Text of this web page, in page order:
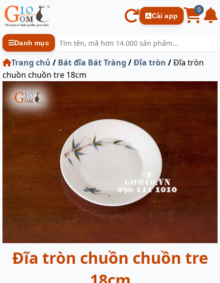
Cài app
0
Danh mục
Trang chủ / Bát đĩa Bát Tràng /Đĩa tròn /Đĩa tròn
chuồn chuồn tre 18cm
Đĩa tròn chuồn chuồn tre